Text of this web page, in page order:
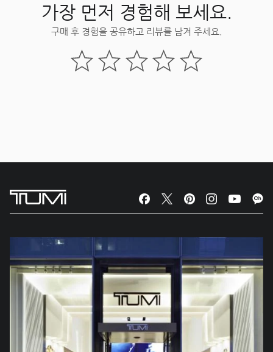
가장 먼저 경험해 보세요.
구매 후 경험을 공유하고 리뷰를 남겨 주세요.